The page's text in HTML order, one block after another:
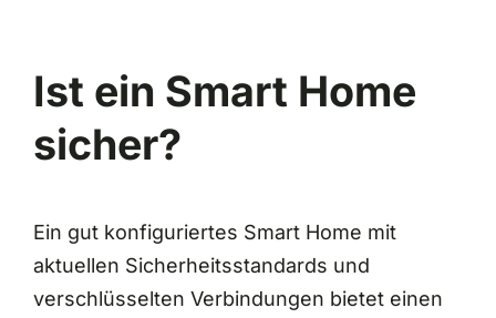
Ist ein Smart Home
sicher?
Ein gut konfiguriertes Smart Home mit
aktuellen Sicherheitsstandards und
verschlüsselten Verbindungen bietet einen